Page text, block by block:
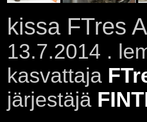
kissa FTres
13.7.2014 .
kasvattaja
järjestäjä